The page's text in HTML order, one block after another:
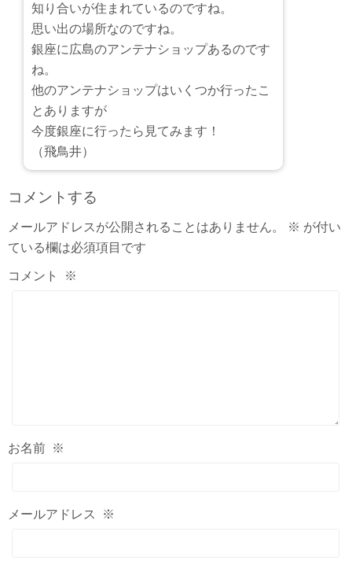
知り合いが住まれているのですね。
思い出の場所なのですね。
銀座に広島のアンテナショップあるのです
ね。
他のアンテナショップはいくつか行ったこ
とありますが
今度銀座に行ったら見てみます！
（飛鳥井）
コメントする
メールアドレスが公開されることはありません。 ※ が付い
ている欄は必須項目です
コメント ※
お名前 ※
メールアドレス ※